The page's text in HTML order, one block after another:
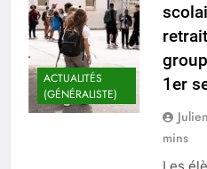
ACTUALITÉS
(GÉNÉRALISTE)
1er
Julien
mins